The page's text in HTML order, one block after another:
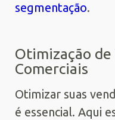
segmentação.
Otimização de
Comerciais
Otimizar suas
é essencial. Aqui